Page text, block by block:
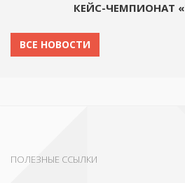
КЕЙС-ЧЕМПИОНАТ
ВСЕ НОВОСТИ
ПОЛЕЗНЫЕ ССЫЛКИ